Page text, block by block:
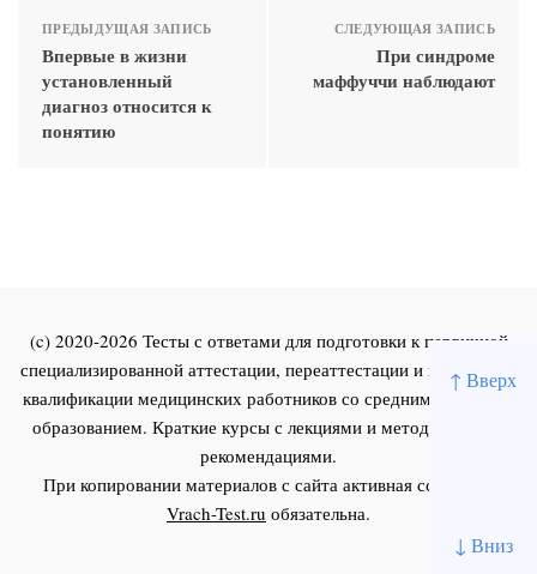
↑ Вверх
↓ Вниз
ПРЕДЫДУЩАЯ ЗАПИСЬ
Впервые в жизни
установленный
диагноз относится к
понятию
СЛЕДУЮЩАЯ ЗАПИСЬ
При синдроме
маффуччи наблюдают
(c) 2020-2026 Тесты с ответами для подготовки к первичной
специализированной аттестации, переаттестации и повышения
квалификации медицинских работников со средним и высшим
образованием. Краткие курсы с лекциями и методическими
рекомендациями.
При копировании материалов с сайта активная ссылка на
Vrach-Test.ru обязательна.